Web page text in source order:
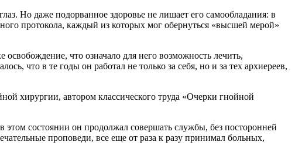
Но даже подорванное здоровье не лишает его самообладания: в
протокола, каждый из которых мог обернуться «высшей мерой»
что означало для него возможность лечить,
что в те годы он работал не только за себя, но и за тех архиереев,
хирургии, автором классического труда «Очерки гнойной
этом состоянии он продолжал совершать службы, без посторонней
проповеди, все еще от раза к разу принимал больных,